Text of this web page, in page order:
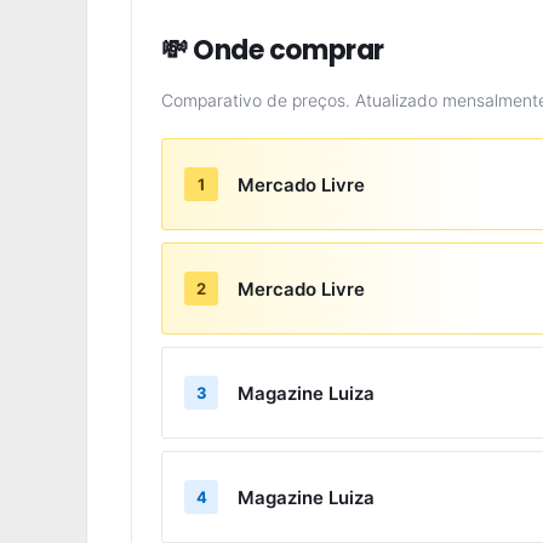
💸 Onde comprar
Comparativo de preços. Atualizado
1 Mercado Livre
2 Mercado Livre
3 Magazine Luiza
4 Magazine Luiza